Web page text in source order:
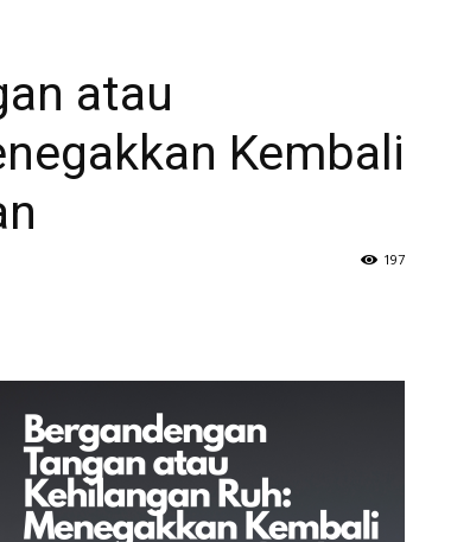
atau
Kembali
197